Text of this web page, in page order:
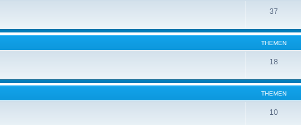
37
THEMEN
18
THEMEN
10